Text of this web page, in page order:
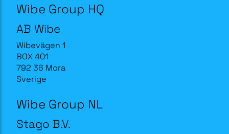
Wibe Group HQ
AB Wibe
Wibevägen 1
BOX 401
792 36 Mora
Sverige
Wibe Group NL
Stago B.V.